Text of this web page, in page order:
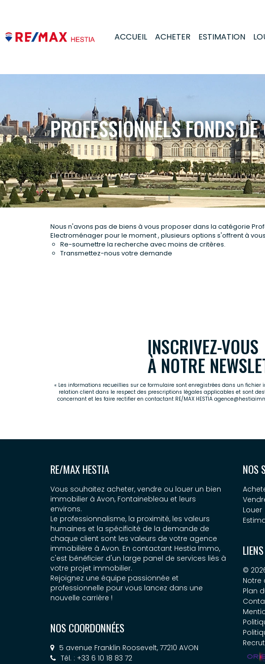
ACCUEIL ACHETER ESTIMATION
PROFESSIONNELS FONDS
Nous n'avons pas de biens à vous proposer dans la catégorie
Electroménager pour le moment , plusieurs options s'offrent à
Re-soumettre la recherche avec moins de critères.
Transmettez-nous votre demande
INSCRIVEZ-VOUS
À NOTRE
« Les informations recueillies sur ce formulaire sont enregistrées dans un fichier
relation client dans le respect des prescriptions légales applicables et sont
concernant et les faire rectifier en contactant RE/MAX HESTIA
RE/MAX HESTIA
Vous souhaitez acheter, vendre ou louer un bien
immobilier à Avon, Fontainebleau et leurs
environs.
Le professionnalisme, la proximité, les valeurs
humaines et la spécificité de la demande de
chaque client sont les valeurs de votre agence
immobilière à Avon. En contactant Hestia Immo,
c'est bénéficier d'un large panel de services liés à
votre projet immobilier.
Rejoignez une équipe passionnée et
professionnelle pour vous lancez dans une
nouvelle carrière !
NOS COORDONNÉES
5 avenue Franklin Roosevelt, 77210 AVON
Tél. : +33 6 10 18 83 72
NOS
Louer
©
Notre
Plan